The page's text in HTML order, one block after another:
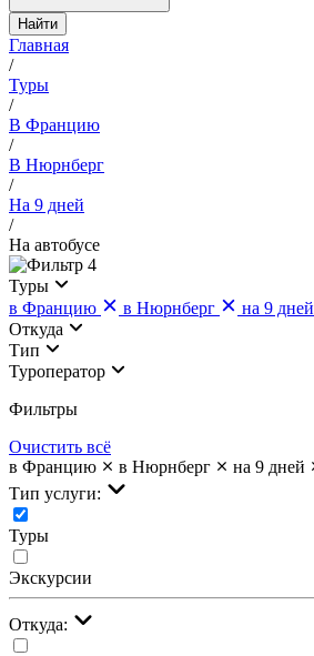
Найти
Главная
/
Туры
/
В Францию
/
В Нюрнберг
/
На 9 дней
/
На автобусе
4
Туры
в Францию
в Нюрнберг на 9 дней
Откуда
Тип
Туроператор
Фильтры
Очистить всё
в Францию
в Нюрнберг на 9 дней
Тип услуги:
Туры
Экскурсии
Откуда: